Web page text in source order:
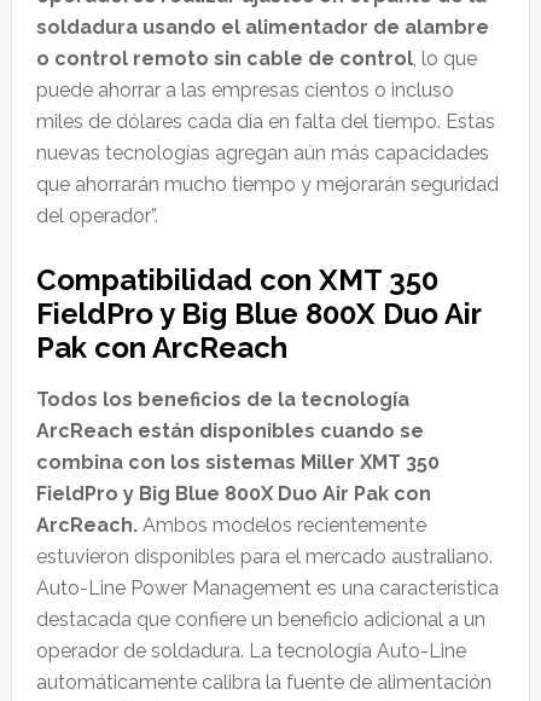
soldadura usando el alimentador de alambre
o control remoto sin cable de control, lo que
puede ahorrar a las empresas cientos o incluso
miles de dólares cada día en falta del tiempo. Estas
nuevas tecnologías agregan aún más capacidades
que ahorrarán mucho tiempo y mejorarán seguridad
del operador”.
Compatibilidad con XMT 350
FieldPro y Big Blue 800X Duo Air
Pak con ArcReach
Todos los beneficios de la tecnología
ArcReach están disponibles cuando se
combina con los sistemas Miller XMT 350
FieldPro y Big Blue 800X Duo Air Pak con
ArcReach.Ambos modelos recientemente
estuvieron disponibles para el mercado australiano.
Auto-Line Power Management es una característica
destacada que confiere un beneficio adicional a un
operador de soldadura. La tecnología Auto-Line
automáticamente calibra la fuente de alimentación